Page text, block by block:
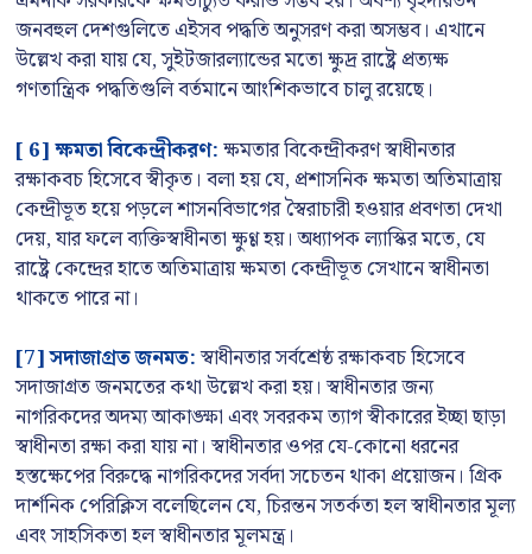
জনবহুল দেশগুলিতে এইসব পদ্ধতি অনুসরণ করা অসম্ভব। এখানে
উল্লেখ করা যায় যে, সুইটজারল্যান্ডের মতো ক্ষুদ্র রাষ্ট্রে প্রত্যক্ষ
গণতান্ত্রিক পদ্ধতিগুলি বর্তমানে আংশিকভাবে চালু রয়েছে।
[ 6] ক্ষমতা বিকেন্দ্রীকরণ:ক্ষমতার বিকেন্দ্রীকরণ স্বাধীনতার
রক্ষাকবচ হিসেবে স্বীকৃত। বলা হয় যে, প্রশাসনিক ক্ষমতা অতিমাত্রায়
কেন্দ্রীভূত হয়ে পড়লে শাসনবিভাগের স্বৈরাচারী হওয়ার প্রবণতা দেখা
দেয়, যার ফলে ব্যক্তিস্বাধীনতা ক্ষুণ্ণ হয়। অধ্যাপক ল্যাস্কির মতে, যে
রাষ্ট্রে কেন্দ্রের হাতে অতিমাত্রায় ক্ষমতা কেন্দ্রীভূত সেখানে স্বাধীনতা
থাকতে পারে না।
[7] সদাজাগ্রত জনমত:স্বাধীনতার সর্বশ্রেষ্ঠ রক্ষাকবচ হিসেবে
সদাজাগ্রত জনমতের কথা উল্লেখ করা হয়। স্বাধীনতার জন্য
নাগরিকদের অদম্য আকাঙ্ক্ষা এবং সবরকম ত্যাগ স্বীকারের ইচ্ছা ছাড়া
স্বাধীনতা রক্ষা করা যায় না। স্বাধীনতার ওপর যে-কোনো ধরনের
হস্তক্ষেপের বিরুদ্ধে নাগরিকদের সর্বদা সচেতন থাকা প্রয়োজন। গ্রিক
দার্শনিক পেরিক্লিস বলেছিলেন যে, চিরন্তন সতর্কতা হল স্বাধীনতার মূল্য
এবং সাহসিকতা হল স্বাধীনতার মূলমন্ত্র।